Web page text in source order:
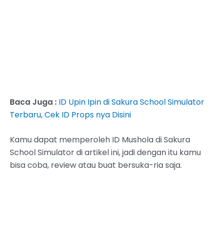
Baca Juga : ID Upin Ipin di Sakura School Simulator
Terbaru, Cek ID Props nya Disini
Kamu dapat memperoleh ID Mushola di Sakura
School Simulator di artikel ini, jadi dengan itu kamu
bisa coba, review atau buat bersuka-ria saja.